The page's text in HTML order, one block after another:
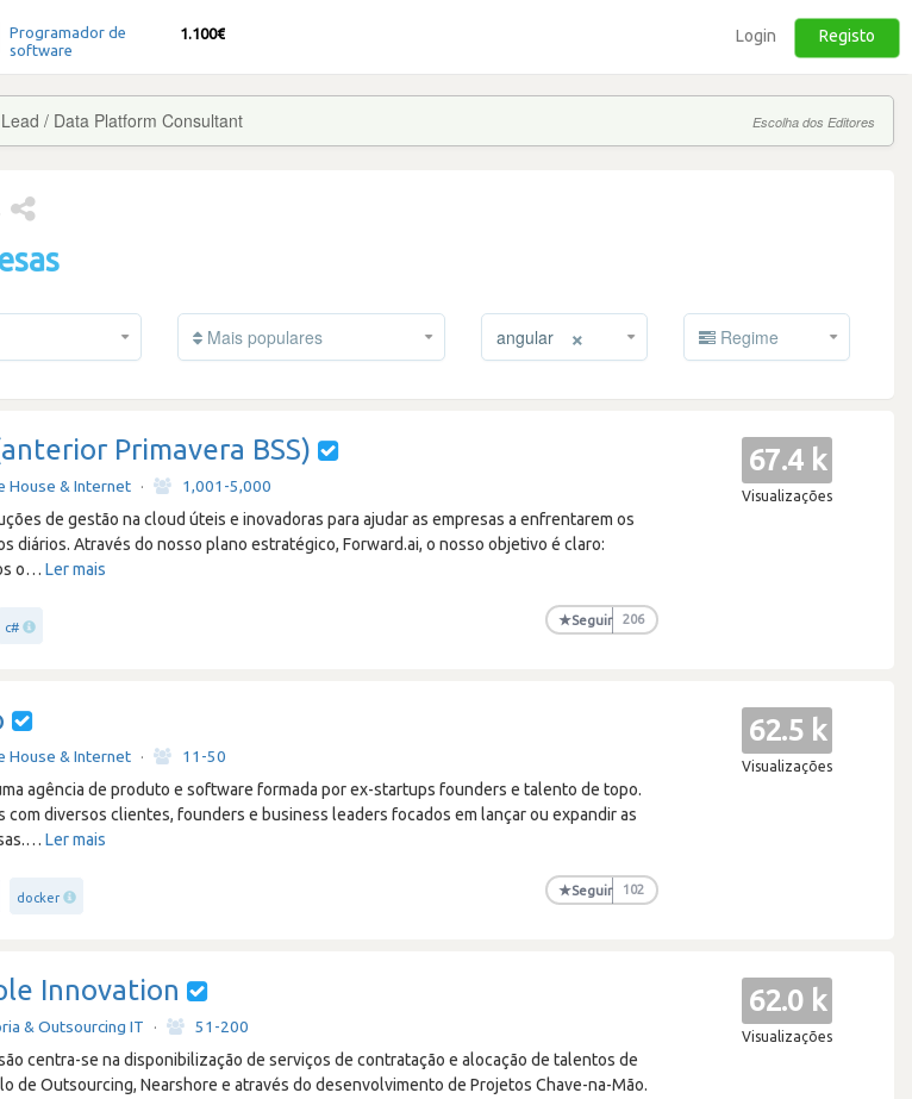
Programador de
software
1.100€ Login Registo
/ Data Platform Consultant Escolha dos Editores
Mais populares ×
angular Regime
Primavera BSS)
House & Internet ·
1,001-5,000
de gestão na cloud úteis e inovadoras para ajudar as empresas a enfrentarem os
diários. Através do nosso plano estratégico, Forward.ai, o nosso objetivo é claro:
o…Ler mais
c#
★Seguir 206
67.4 k
Visualizações
House & Internet ·
11-50
agência de produto e software formada por ex-startups founders e talento de topo.
com diversos clientes, founders e business leaders focados em lançar ou expandir as
…Ler mais
docker
★Seguir 102
62.5 k
Visualizações
Innovation
& Outsourcing IT ·
51-200
centra-se na disponibilização de serviços de contratação e alocação de talentos de
de Outsourcing, Nearshore e através do desenvolvimento de Projetos Chave-na-Mão.
62.0 k
Visualizações